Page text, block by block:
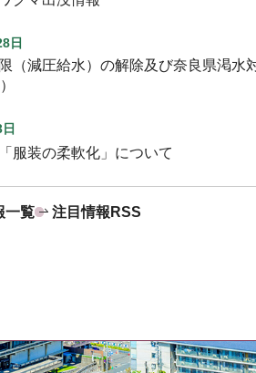
日
（減圧給水）の解除及び奈良県渇水
服装の柔軟化」について
一覧 注目情報RSS